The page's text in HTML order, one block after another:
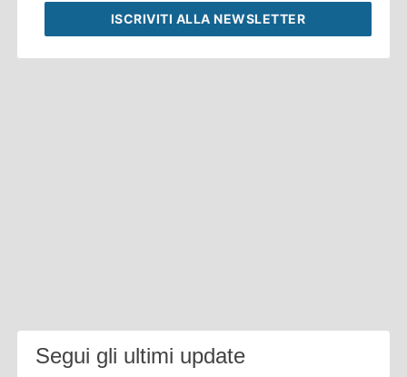
ISCRIVITI ALLA NEWSLETTER
Segui gli ultimi update